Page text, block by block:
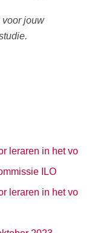
voor jouw
leraren in het vo
ILO
leraren in het vo